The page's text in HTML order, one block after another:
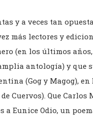
y a veces tan
más lectores y
(en los últimos
antología) y que
(Gog y Magog), en
Cuervos). Que
a Eunice Odio, un